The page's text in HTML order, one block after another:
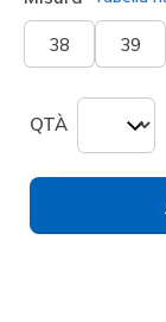
38 39
QTÀ